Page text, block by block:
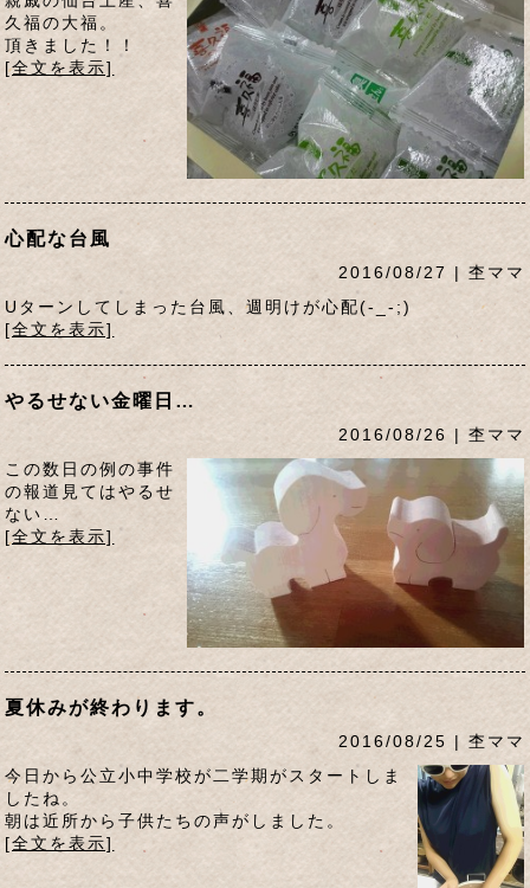
久福の大福。
頂きました！！
[全文を表示]
心配な台風
2016/08/27 | 杢ママ
Uターンしてしまった台風、週明けが心配(-_-;)
[全文を表示]
やるせない金曜日…
2016/08/26 | 杢ママ
この数日の例の事件
の報道見てはやるせ
ない…
[全文を表示]
夏休みが終わります。
2016/08/25 | 杢ママ
今日から公立小中学校が二学期がスタートしま
したね。
朝は近所から子供たちの声がしました。
[全文を表示]